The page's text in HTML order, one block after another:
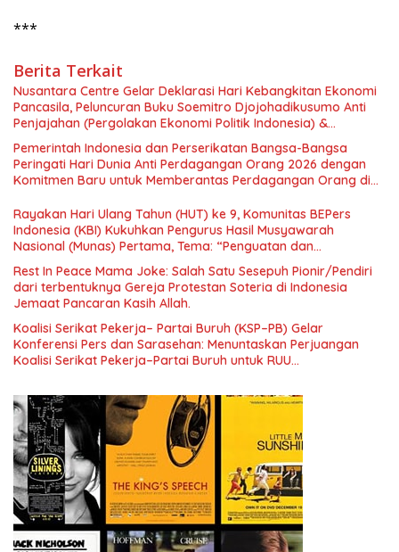
***
Berita Terkait
Nusantara Centre Gelar Deklarasi Hari Kebangkitan Ekonomi
Pancasila, Peluncuran Buku Soemitro Djojohadikusumo Anti
Penjajahan (Pergolakan Ekonomi Politik Indonesia) &
Simposium Nasional “Urgensi Undang-Undang Perekonomian
Nasional dan Kesejahteraan Sosial dalam Menata Bangsa
Menuju Indonesia Emas 2045”,
Pemerintah Indonesia dan Perserikatan Bangsa-Bangsa
Peringati Hari Dunia Anti Perdagangan Orang 2026 dengan
Komitmen Baru untuk Memberantas Perdagangan Orang di
Rayakan Hari Ulang Tahun (HUT) ke 9, Komunitas BEPers
Indonesia (KBI) Kukuhkan Pengurus Hasil Musyawarah
Nasional (Munas) Pertama, Tema: “Penguatan dan
Pengembangan Organisasi KBI yang Berbasis Riset di seluruh
Indonesia dan Mancanegara”.
Rest In Peace Mama Joke: Salah Satu Sesepuh Pionir/Pendiri
dari terbentuknya Gereja Protestan Soteria di Indonesia
Jemaat Pancaran Kasih Allah.
Koalisi Serikat Pekerja– Partai Buruh (KSP–PB) Gelar
Konferensi Pers dan Sarasehan: Menuntaskan Perjuangan
Koalisi Serikat Pekerja–Partai Buruh untuk RUU